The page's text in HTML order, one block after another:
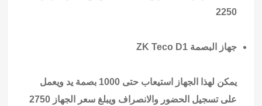
2250
جهاز البصمة ZK Teco D1
يمكن لهذا الجهاز استيعاب حتى 1000 بصمة يد ويعمل
على تسجيل الحضور والانصراف ويبلغ سعر الجهاز 2750